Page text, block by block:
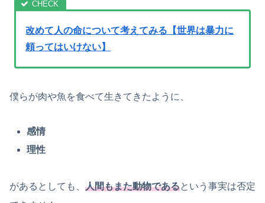
改めて人の命について考えてみる【世界は暴力に
頼ってはいけない】
僕らが肉や魚を食べて生きてきたように、
感情
理性
があるとしても、 人間もまた動物であるという事実は否定